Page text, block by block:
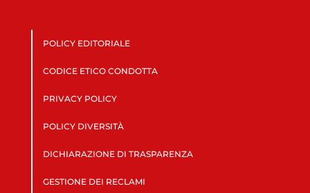
POLICY EDITORIALE
CODICE ETICO CONDOTTA
PRIVACY POLICY
POLICY DIVERSITÀ
DICHIARAZIONE DI TRASPARENZA
GESTIONE DEI RECLAMI